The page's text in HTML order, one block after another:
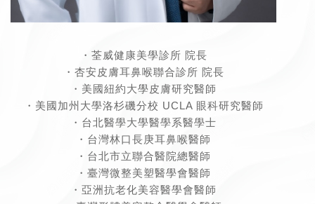
・荃威健康美學診所 院長
・杏安皮膚耳鼻喉聯合診所 院長
・美國紐約大學皮膚研究醫師
・美國加州大學洛杉磯分校 UCLA 眼科研究醫師
・台北醫學大學醫學系醫學士
・台灣林口長庚耳鼻喉醫師
・台北市立聯合醫院總醫師
・臺灣微整美塑醫學會醫師
・亞洲抗老化美容醫學會醫師